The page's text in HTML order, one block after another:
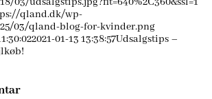
qland.dk/wp-
03/qland-blog-for-kvinder.png
2021-01-13 13:38:57Udsalgstips –